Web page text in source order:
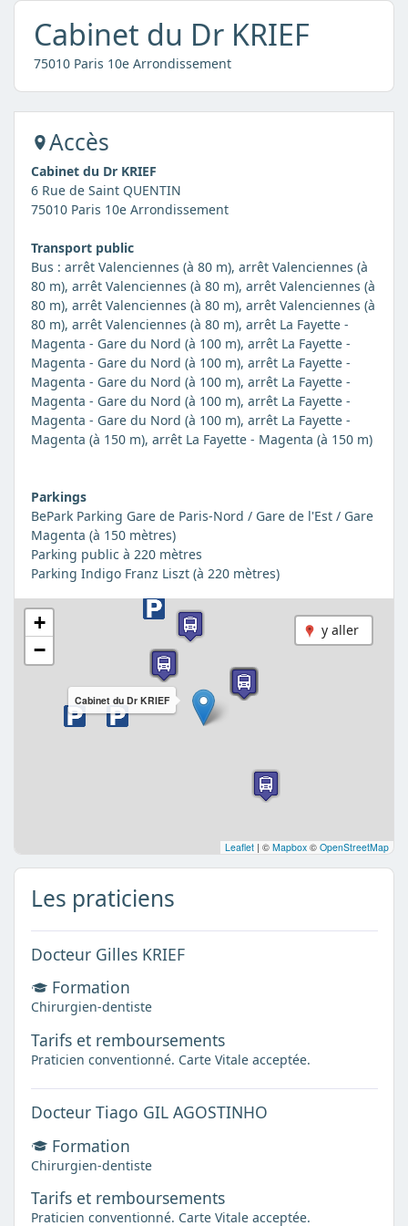
Cabinet du Dr KRIEF
75010 Paris 10e Arrondissement
Accès
Cabinet du Dr KRIEF
6 Rue de Saint QUENTIN
75010 Paris 10e Arrondissement
Transport public
Bus : arrêt Valenciennes (à 80 m), arrêt Valenciennes (à
80 m), arrêt Valenciennes (à 80 m), arrêt Valenciennes (à
80 m), arrêt Valenciennes (à 80 m), arrêt Valenciennes (à
80 m), arrêt Valenciennes (à 80 m), arrêt La Fayette -
Magenta - Gare du Nord (à 100 m), arrêt La Fayette -
Magenta - Gare du Nord (à 100 m), arrêt La Fayette -
Magenta - Gare du Nord (à 100 m), arrêt La Fayette -
Magenta - Gare du Nord (à 100 m), arrêt La Fayette -
Magenta - Gare du Nord (à 100 m), arrêt La Fayette -
Magenta (à 150 m), arrêt La Fayette - Magenta (à 150 m)
Parkings
BePark Parking Gare de Paris-Nord / Gare de l'Est / Gare
Magenta (à 150 mètres)
Parking public à 220 mètres
Parking Indigo Franz Liszt (à 220 mètres)
y aller
Cabinet du Dr KRIEF
+
−
Leaflet | © Mapbox © OpenStreetMap
Les praticiens
Docteur Gilles KRIEF
Formation
Chirurgien-dentiste
Tarifs et remboursements
Praticien conventionné. Carte Vitale acceptée.
Docteur Tiago GIL AGOSTINHO
Formation
Chirurgien-dentiste
Tarifs et remboursements
Praticien conventionné. Carte Vitale acceptée.